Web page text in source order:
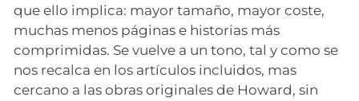
que ello implica: mayor tamaño, mayor coste,
muchas menos páginas e historias más
comprimidas. Se vuelve a un tono, tal y como se
nos recalca en los artículos incluidos, mas
cercano a las obras originales de Howard, sin